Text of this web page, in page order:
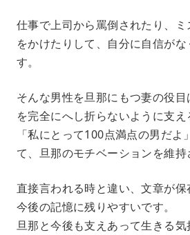
仕事で上司から罵倒されたり、
をかけたりして、自分に自信がな
す。
そんな男性を旦那にもつ妻の役
を完全にへし折らないように支え
「私にとって100点満点の男だよ
て、旦那のモチベーションを維持
直接言われる時と違い、文章が保
今後の記憶に残りやすいです。
旦那と今後も支えあって生きる